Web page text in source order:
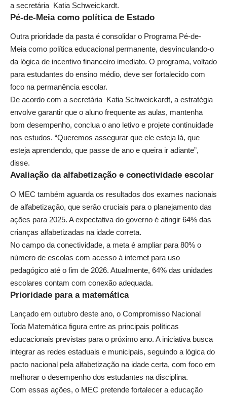
a secretária Katia Schweickardt.
Pé-de-Meia como política de Estado
Outra prioridade da pasta é consolidar o Programa Pé-de-
Meia como política educacional permanente, desvinculando-o
da lógica de incentivo financeiro imediato. O programa, voltado
para estudantes do ensino médio, deve ser fortalecido com
foco na permanência escolar.
De acordo com a secretária Katia Schweickardt, a estratégia
envolve garantir que o aluno frequente as aulas, mantenha
bom desempenho, conclua o ano letivo e projete continuidade
nos estudos. “Queremos assegurar que ele esteja lá, que
esteja aprendendo, que passe de ano e queira ir adiante”,
disse.
Avaliação da alfabetização e conectividade escolar
O MEC também aguarda os resultados dos exames nacionais
de alfabetização, que serão cruciais para o planejamento das
ações para 2025. A expectativa do governo é atingir 64% das
crianças alfabetizadas na idade correta.
No campo da conectividade, a meta é ampliar para 80% o
número de escolas com acesso à internet para uso
pedagógico até o fim de 2026. Atualmente, 64% das unidades
escolares contam com conexão adequada.
Prioridade para a matemática
Lançado em outubro deste ano, o Compromisso Nacional
Toda Matemática figura entre as principais políticas
educacionais previstas para o próximo ano. A iniciativa busca
integrar as redes estaduais e municipais, seguindo a lógica do
pacto nacional pela alfabetização na idade certa, com foco em
melhorar o desempenho dos estudantes na disciplina.
Com essas ações, o MEC pretende fortalecer a educação